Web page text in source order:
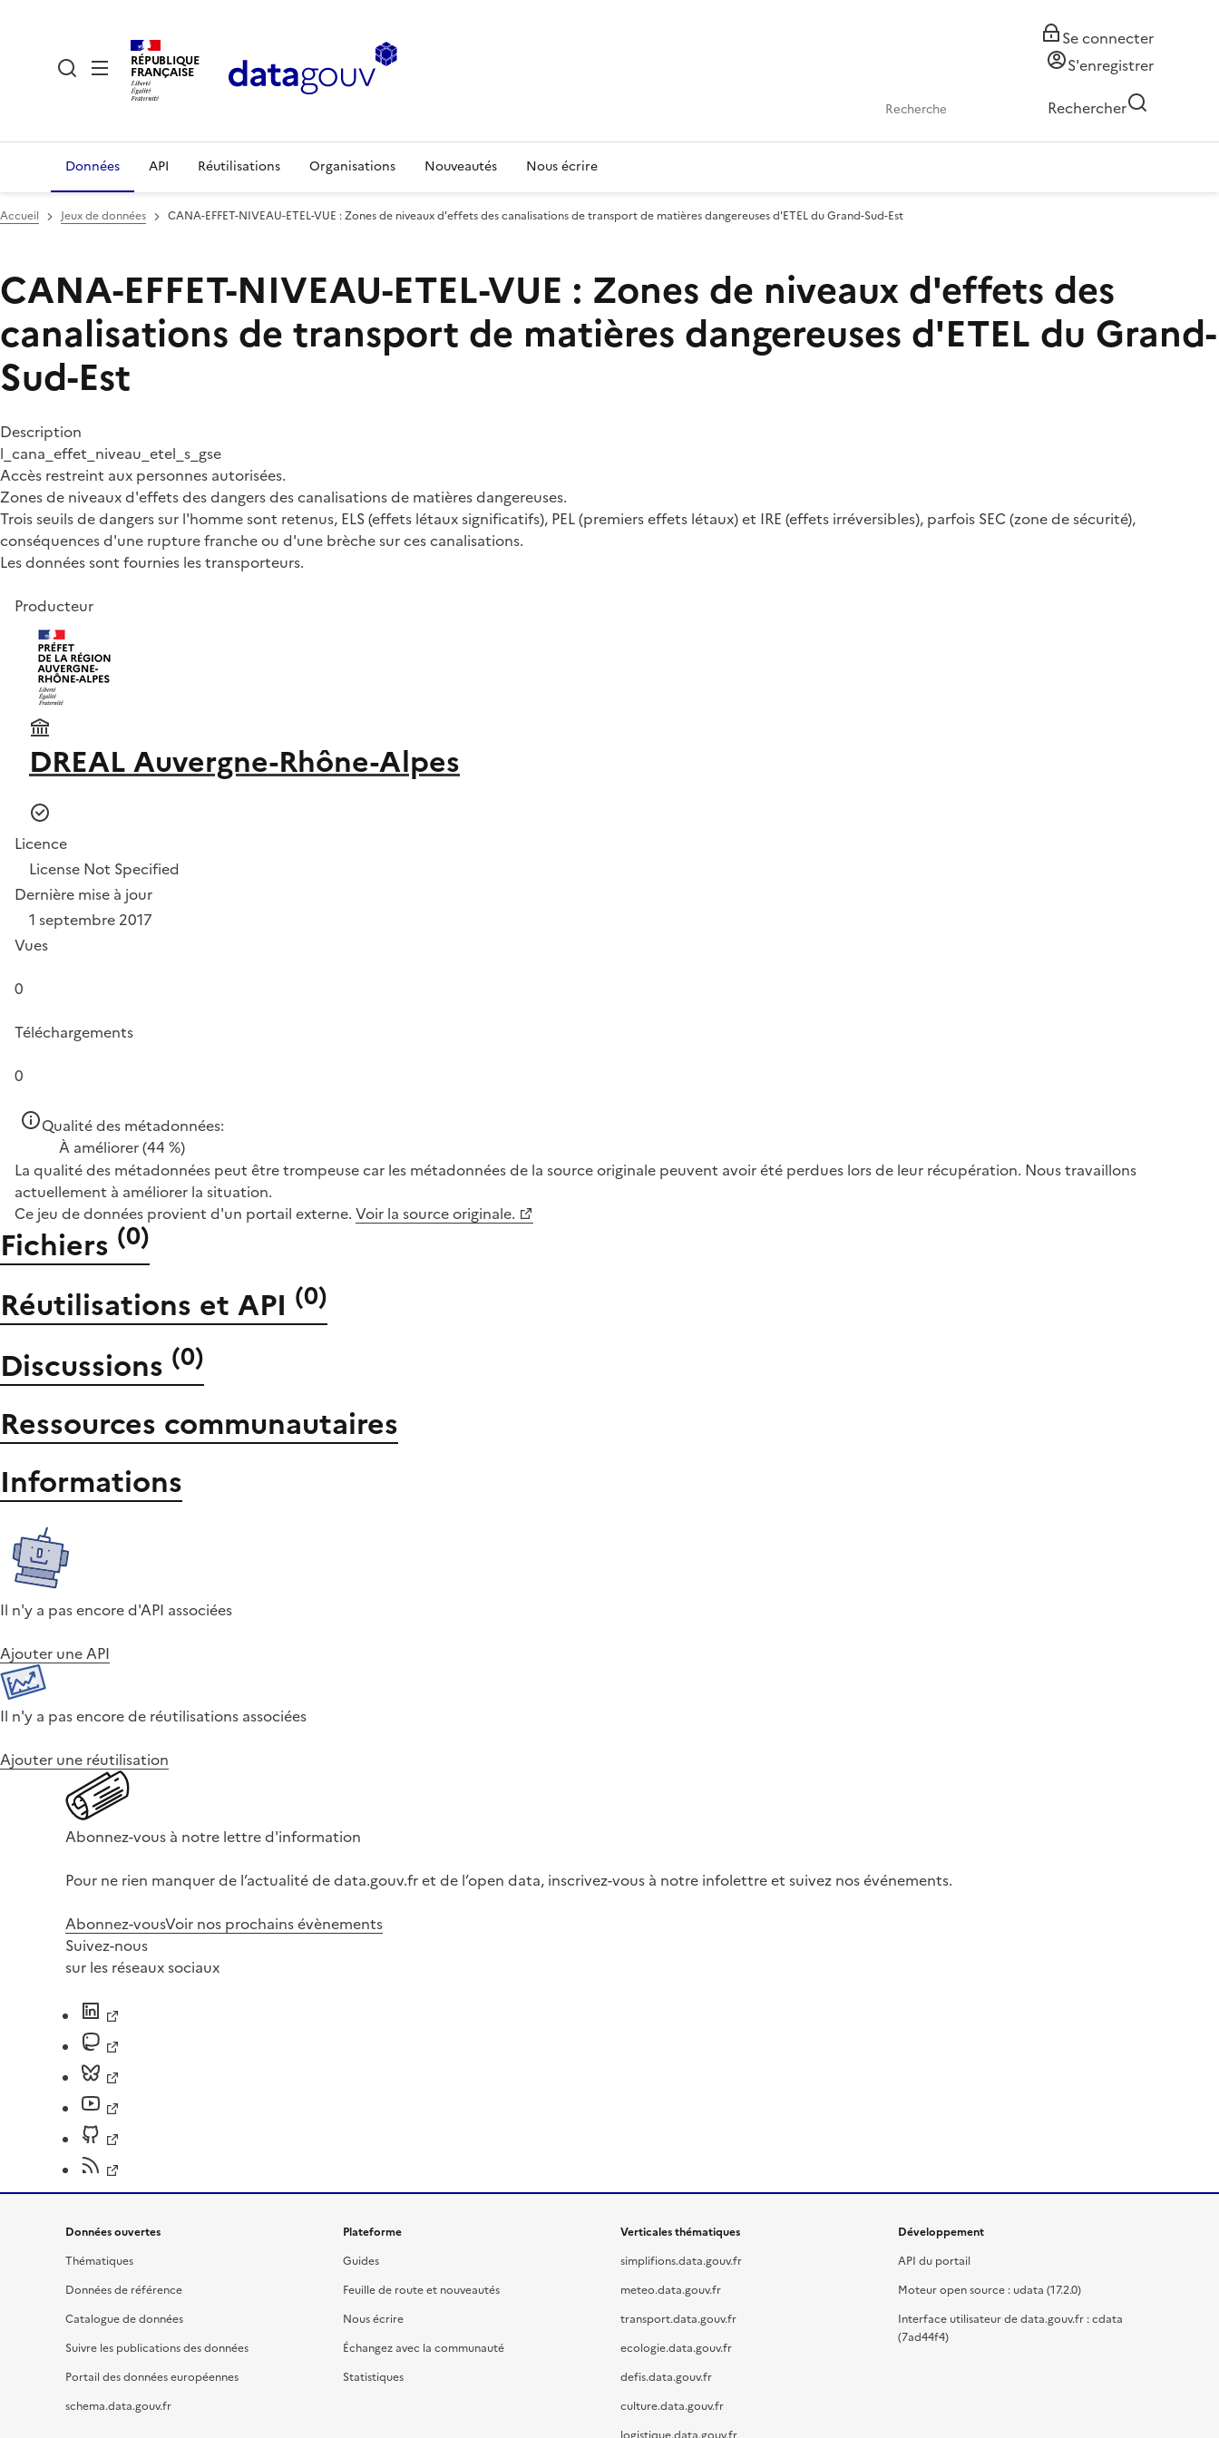
RÉPUBLIQUE
FRANÇAISE
Se connecter
S'enregistrer
Rechercher
Données API Réutilisations Organisations Nouveautés Nous écrire
Accueil Jeux de données CANA-EFFET-NIVEAU-ETEL-VUE : Zones de niveaux d'effets des canalisations de transport de matières dangereuses d'ETEL du Grand-Sud-Est
CANA-EFFET-NIVEAU-ETEL-VUE : Zones de niveaux d'effets des
canalisations de transport de matières dangereuses d'ETEL du Grand-
Sud-Est
Description
l_cana_effet_niveau_etel_s_gse
Accès restreint aux personnes autorisées.
Zones de niveaux d'effets des dangers des canalisations de matières dangereuses.
Trois seuils de dangers sur l'homme sont retenus, ELS (effets létaux significatifs), PEL (premiers effets létaux) et IRE (effets irréversibles), parfois SEC (zone de sécurité),
conséquences d'une rupture franche ou d'une brèche sur ces canalisations.
Les données sont fournies les transporteurs.
Producteur
DREAL Auvergne-Rhône-Alpes
Licence
License Not Specified
Dernière mise à jour
1 septembre 2017
Vues
0
Téléchargements
0
Qualité des métadonnées:
À améliorer(44 %)
La qualité des métadonnées peut être trompeuse car les métadonnées de la source originale peuvent avoir été perdues lors de leur récupération. Nous travaillons
actuellement à améliorer la situation.
Ce jeu de données provient d'un portail externe. Voir la source originale.
Fichiers (0)
Réutilisations et API (0)
Discussions (0)
Ressources communautaires
Informations
Il n'y a pas encore d'API associées
Ajouter une API
Il n'y a pas encore de réutilisations associées
Ajouter une réutilisation
Abonnez-vous à notre lettre d'information
Pour ne rien manquer de l’actualité de data.gouv.fr et de l’open data, inscrivez-vous à notre infolettre et suivez nos événements.
Abonnez-vousVoir nos prochains évènements
Suivez-nous
sur les réseaux sociaux
Données ouvertes
Thématiques
Données de référence
Catalogue de données
Suivre les publications des données
Portail des données européennes
schema.data.gouv.fr
Plateforme
Guides
Feuille de route et nouveautés
Nous écrire
Échangez avec la communauté
Statistiques
Verticales thématiques
simplifions.data.gouv.fr
meteo.data.gouv.fr
transport.data.gouv.fr
ecologie.data.gouv.fr
defis.data.gouv.fr
culture.data.gouv.fr
Développement
API du portail
Moteur open source : udata (17.2.0)
Interface utilisateur de data.gouv.fr : cdata
(7ad44f4)